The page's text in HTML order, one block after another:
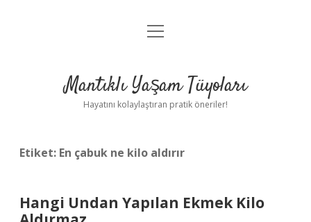
Anasayfa
Yasal Uyarı
menüyü
Mantıklı Yaşam Tüyoları
Hayatını kolaylaştıran pratik öneriler!
Etiket: En çabuk ne kilo aldırır
Hangi Undan Yapılan Ekmek Kilo